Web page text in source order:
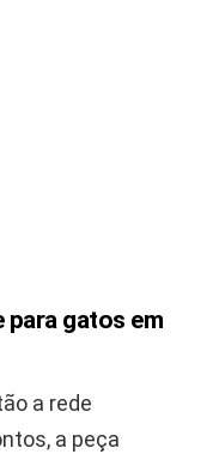
para gatos em
a rede
a peça